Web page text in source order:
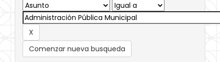
Comenzar nueva busqueda